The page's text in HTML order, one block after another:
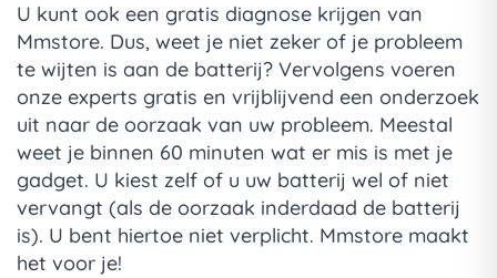
U kunt ook een gratis diagnose krijgen van
Mmstore. Dus, weet je niet zeker of je probleem
te wijten is aan de batterij? Vervolgens voeren
onze experts gratis en vrijblijvend een onderzoek
uit naar de oorzaak van uw probleem. Meestal
weet je binnen 60 minuten wat er mis is met je
gadget. U kiest zelf of u uw batterij wel of niet
vervangt (als de oorzaak inderdaad de batterij
is). U bent hiertoe niet verplicht. Mmstore maakt
het voor je!